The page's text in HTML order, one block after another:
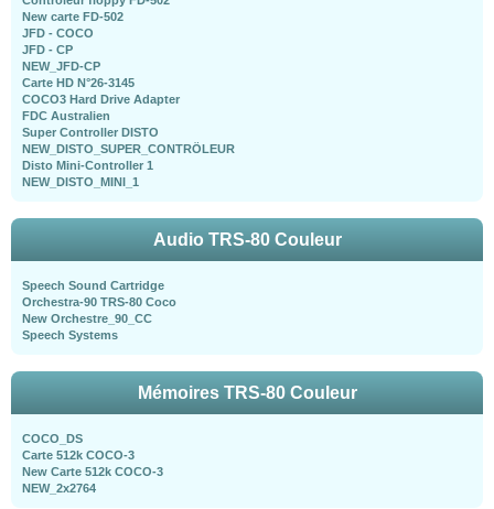
New carte FD-502
JFD - COCO
JFD - CP
NEW_JFD-CP
Carte HD N°26-3145
COCO3 Hard Drive Adapter
FDC Australien
Super Controller DISTO
NEW_DISTO_SUPER_CONTRÖLEUR
Disto Mini-Controller 1
NEW_DISTO_MINI_1
Audio TRS-80 Couleur
Speech Sound Cartridge
Orchestra-90 TRS-80 Coco
New Orchestre_90_CC
Speech Systems
Mémoires TRS-80 Couleur
COCO_DS
Carte 512k COCO-3
New Carte 512k COCO-3
NEW_2x2764